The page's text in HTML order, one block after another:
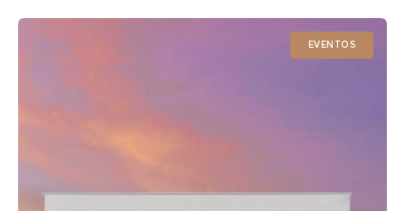
poltronas, cadeiras, móveis e divisórias,
EVENTOS